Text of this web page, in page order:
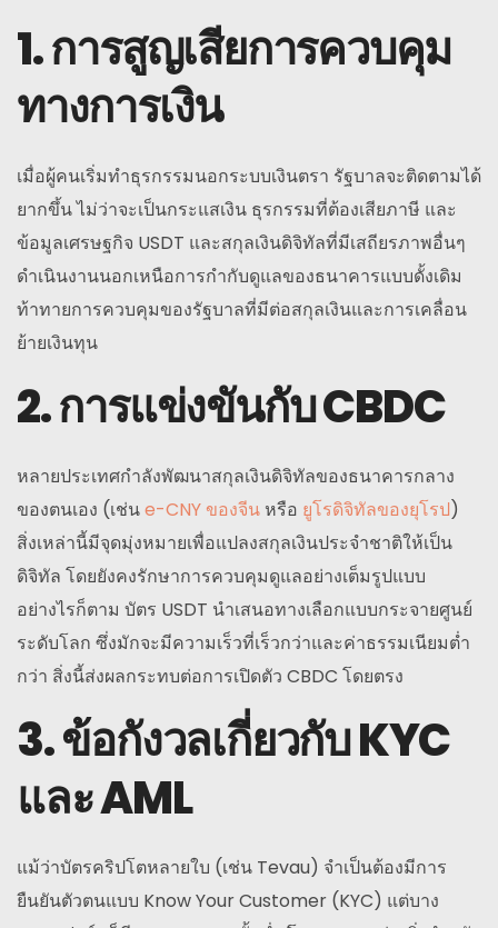
1. การสูญเสียการควบคุม
ทางการเงิน
เมื่อผู้คนเริ่มทำธุรกรรมนอกระบบเงินตรา รัฐบาลจะติดตามได้
ยากขึ้น ไม่ว่าจะเป็นกระแสเงิน ธุรกรรมที่ต้องเสียภาษี และ
ข้อมูลเศรษฐกิจ USDT และสกุลเงินดิจิทัลที่มีเสถียรภาพอื่นๆ
ดำเนินงานนอกเหนือการกำกับดูแลของธนาคารแบบดั้งเดิม
ท้าทายการควบคุมของรัฐบาลที่มีต่อสกุลเงินและการเคลื่อน
ย้ายเงินทุน
2. การแข่งขันกับ CBDC
หลายประเทศกำลังพัฒนาสกุลเงินดิจิทัลของธนาคารกลาง
ของตนเอง (เช่นe-CNY ของจีน หรือ ยูโรดิจิทัลของยุโรป)
สิ่งเหล่านี้มีจุดมุ่งหมายเพื่อแปลงสกุลเงินประจำชาติให้เป็น
ดิจิทัล โดยยังคงรักษาการควบคุมดูแลอย่างเต็มรูปแบบ
อย่างไรก็ตาม บัตร USDT นำเสนอทางเลือกแบบกระจายศูนย์
ระดับโลก ซึ่งมักจะมีความเร็วที่เร็วกว่าและค่าธรรมเนียมต่ำ
กว่า สิ่งนี้ส่งผลกระทบต่อการเปิดตัว CBDC โดยตรง
3. ข้อกังวลเกี่ยวกับ KYC
และ AML
แม้ว่าบัตรคริปโตหลายใบ (เช่น Tevau) จำเป็นต้องมีการ
ยืนยันตัวตนแบบ Know Your Customer (KYC) แต่บาง